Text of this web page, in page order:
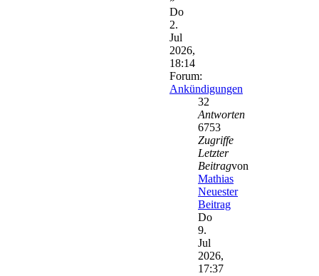
Do
2.
Jul
2026,
18:14
Forum:
Ankündigungen
32
Antworten
6753
Zugriffe
Letzter
Beitragvon
Mathias
Neuester
Beitrag
Do
9.
Jul
2026,
17:37